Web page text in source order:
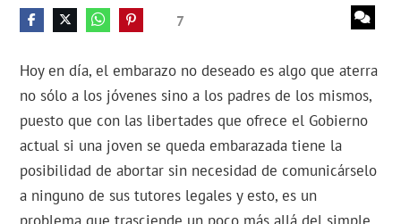
7
Hoy en día, el embarazo no deseado es algo que aterra
no sólo a los jóvenes sino a los padres de los mismos,
puesto que con las libertades que ofrece el Gobierno
actual si una joven se queda embarazada tiene la
posibilidad de abortar sin necesidad de comunicárselo
a ninguno de sus tutores legales y esto, es un